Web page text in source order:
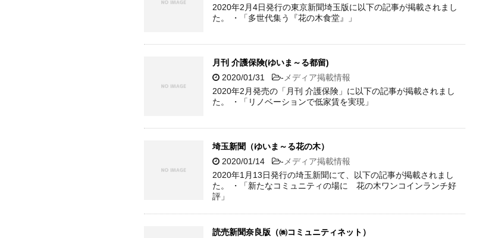
2020年2月4日発行の東京新聞埼玉版に以下の記事が掲載されまし
た。 ・「多世代集う『花の木食堂』」
月刊 介護保険(ゆいま～る都留)
2020/01/31
-メディア掲載情報
2020年2月発売の「月刊 介護保険」に以下の記事が掲載されまし
た。 ・「リノベーションで低家賃を実現」
埼玉新聞（ゆいま～る花の木）
2020/01/14
-メディア掲載情報
2020年1月13日発行の埼玉新聞にて、以下の記事が掲載されまし
た。 ・「新たなコミュニティの場に 花の木ワンコインランチ好
評」
読売新聞奈良版（㈱コミュニティネット）